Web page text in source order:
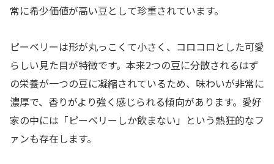
常に希少価値が高い豆として珍重されています。
ピーベリーは形が丸っこくて小さく、コロコロとした可愛
らしい見た目が特徴です。本来2つの豆に分散されるはず
の栄養が一つの豆に凝縮されているため、味わいが非常に
濃厚で、香りがより強く感じられる傾向があります。愛好
家の中には「ピーベリーしか飲まない」という熱狂的なフ
ァンも存在します。